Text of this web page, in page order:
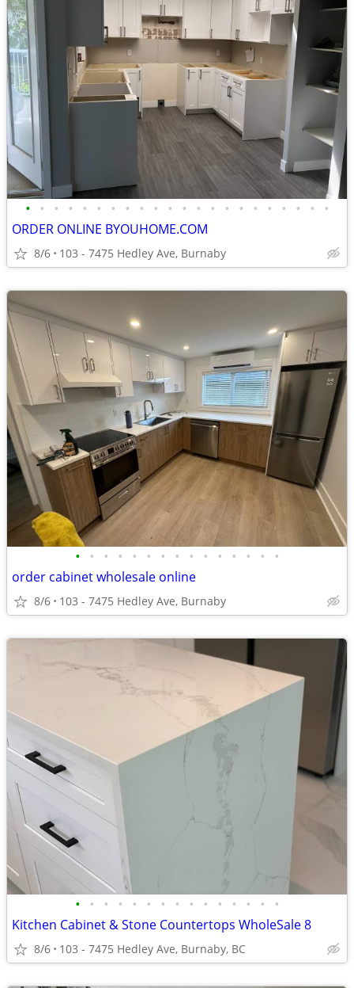
• • • • • • • • • • • • • • • • • • • • • •
ORDER ONLINE BYOUHOME.COM
8/6 103 - 7475 Hedley Ave, Burnaby
• • • • • • • • • • • • • • •
order cabinet wholesale online
8/6 103 - 7475 Hedley Ave, Burnaby
• • • • • • • • • • • • • • •
Kitchen Cabinet & Stone Countertops WholeSale 8
8/6 103 - 7475 Hedley Ave, Burnaby, BC